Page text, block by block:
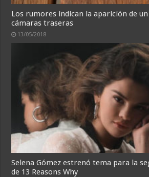
Los rumores indican la aparición de
cámaras traseras
13/05/2018
Selena Gómez estrenó tema para la
de 13 Reasons Why